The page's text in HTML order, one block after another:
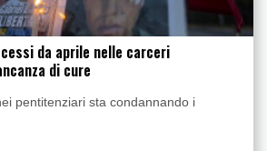
da aprile nelle carceri
di cure
pentitenziari sta condannando i